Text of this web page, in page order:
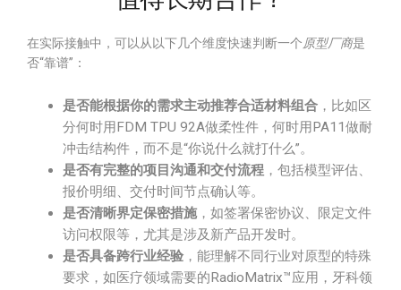
在实际接触中，可以从以下几个维度快速判断一个原型厂商是
否“靠谱”：
是否能根据你的需求主动推荐合适材料组合 ，比如区
分何时用FDM TPU 92A做柔性件，何时用PA11做耐
冲击结构件，而不是“你说什么就打什么”。
是否有完整的项目沟通和交付流程 ，包括模型评估、
报价明细、交付时间节点确认等。
是否清晰界定保密措施，如签署保密协议、限定文件
访问权限等，尤其是涉及新产品开发时。
是否具备跨行业经验 ，能理解不同行业对原型的特殊
要求，如医疗领域需要的RadioMatrix™应用，牙科领